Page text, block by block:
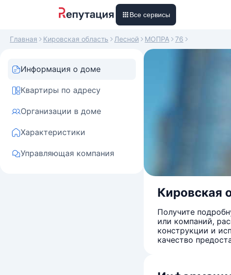
Все сервисы
Главная Кировская область Лесной МОПРА 76
Информация о доме
Квартиры по адресу
Организации в доме
Характеристики
Управляющая компания
Кировская
Получите
или компаний,
конструкции и
качество